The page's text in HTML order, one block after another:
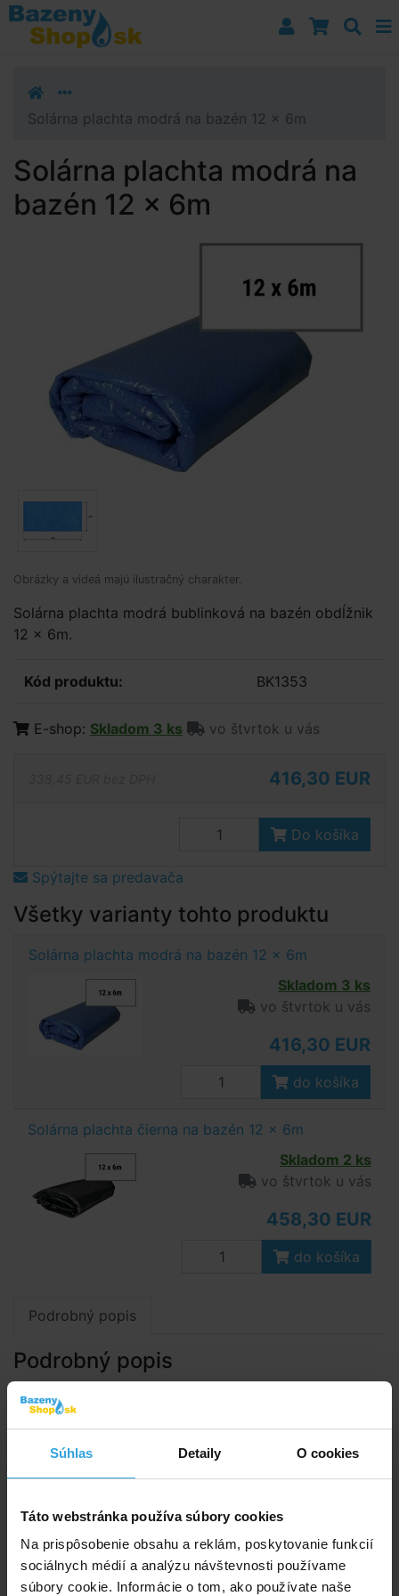
Súhlas Detaily O cookies
Táto webstránka používa súbory cookies
Na prispôsobenie obsahu a reklám, poskytovanie funkcií
sociálnych médií a analýzu návštevnosti používame
súbory cookie. Informácie o tom, ako používate naše
Prejsť k navigácii
Prejsť na obsah
Prejsť k bočnému stĺpci
Solárna plachta modrá na bazén 12 x 6m
Solárna plachta modrá na
bazén 12 x 6m
Obrázky a videá majú ilustračný charakter.
Solárna plachta modrá bublinková na bazén obdĺžnik
12 x 6m.
Kód produktu: BK1353
E-shop: Skladom 3 ks vo štvrtok u vás
416,30 EUR
Do košíka
Spýtajte sa predavača
Všetky varianty tohto produktu
Solárna plachta modrá na bazén 12 x 6m
Skladom 3 ks
vo štvrtok u vás
416,30 EUR
do košíka
Solárna plachta čierna na bazén 12 x 6m
Skladom 2 ks
vo štvrtok u vás
458,30 EUR
do košíka
Podrobný popis
Podrobný popis
Bublinková solárna plachta pláva na hladine, ohrieva
vodu a udržuje teplotu, čiastočne kryje proti spadu
nečistôt.
Použitie
Plachtu umiestňujte na hladinu iba keď je
bazénová voda riadne chemicky upravená podľa